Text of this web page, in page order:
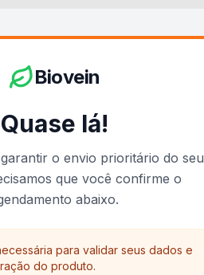
Biovein
Quase lá!
o envio prioritário do seu
que você confirme o
abaixo.
para validar seus dados e
do produto.